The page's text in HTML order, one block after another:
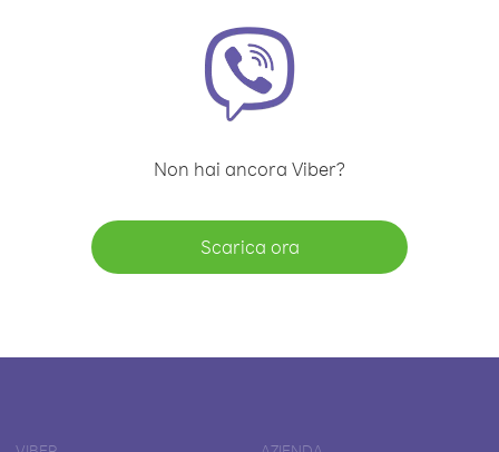
Non hai ancora Viber?
Scarica ora